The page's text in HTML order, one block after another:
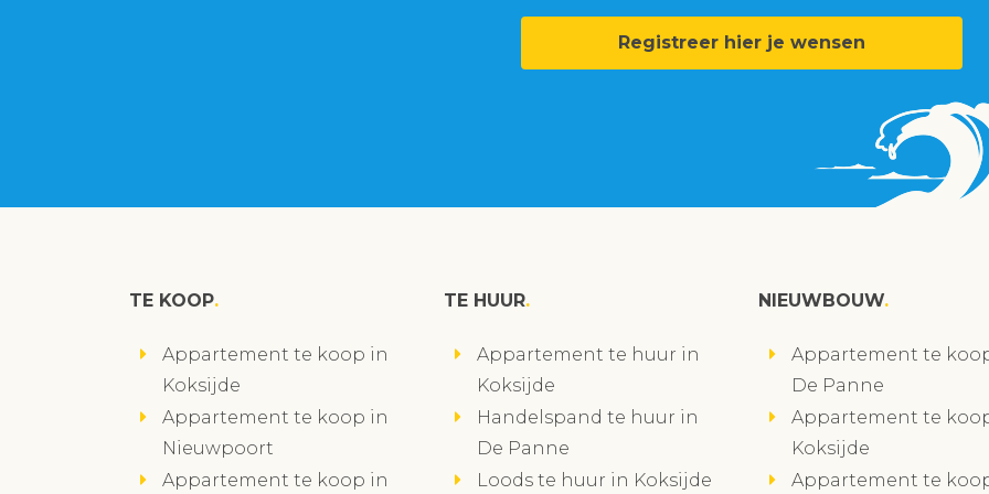
Registreer hier je wensen
TE KOOP
Appartement te koop in
Koksijde
Appartement te koop in
Nieuwpoort
Appartement te koop in
TE HUUR
Appartement te huur in
Koksijde
Handelspand te huur in
De Panne
Loods te huur in Koksijde
NIEUWBOUW
Appartement te
De Panne
Appartement te
Koksijde
Appartement te